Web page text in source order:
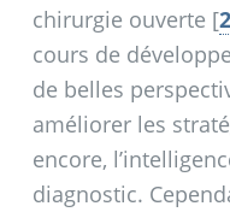
chirurgie ouverte [
cours de
de belles
améliorer les
encore,
diagnostic.